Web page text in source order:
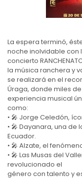
La espera terminó,
noche inolvidable
concierto
la música ranchera y
se realizará en el
Úraga, donde miles
experiencia musical
como:
• 🎤 Jorge Celedón,
• 🎤 Dayanara, una
Ecuador.
• 🎤 Alzate, el
• 🎤 Las Musas del
revolucionado el
género con talento y